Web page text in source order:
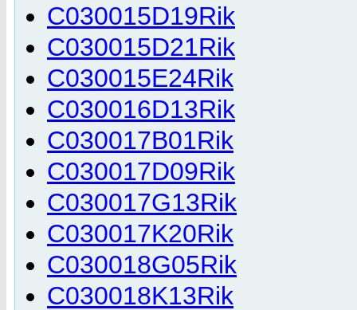
C030015D19Rik
C030015D21Rik
C030015E24Rik
C030016D13Rik
C030017B01Rik
C030017D09Rik
C030017G13Rik
C030017K20Rik
C030018G05Rik
C030018K13Rik